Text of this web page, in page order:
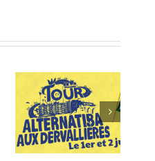
Aéroport : le
cahier des
charges que le
ministère aurait